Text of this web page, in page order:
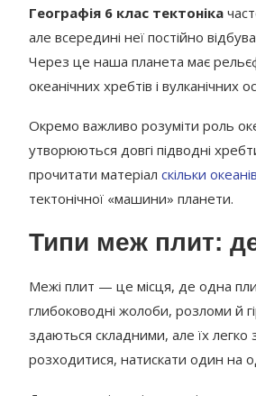
Географія 6 клас тектоніка
але всередині неї постійно
Через це наша планета має
океанічних хребтів і вулканічних
Окремо важливо розуміти роль
утворюються довгі підводні
прочитати матеріал скільки
тектонічної «машини» планети.
Типи меж плит:
Межі плит — це місця, де одна
глибоководні жолоби, розломи й
здаються складними, але їх легко
розходитися, натискати один на